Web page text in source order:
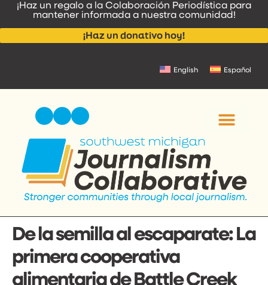
contenido
¡Haz un regalo a la Colaboración Periodística para
mantener informada a nuestra comunidad!
¡Haz un donativo hoy!
English Español
De la semilla al escaparate: La
primera cooperativa
alimentaria de Battle Creek